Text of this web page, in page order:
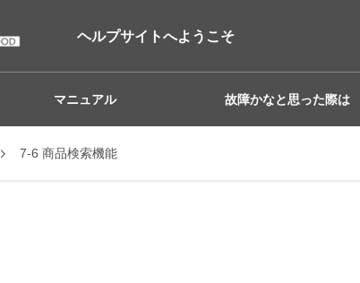
ヘルプサイトへようこそ
マニュアル 故障かなと思った際は
7-6 商品検索機能